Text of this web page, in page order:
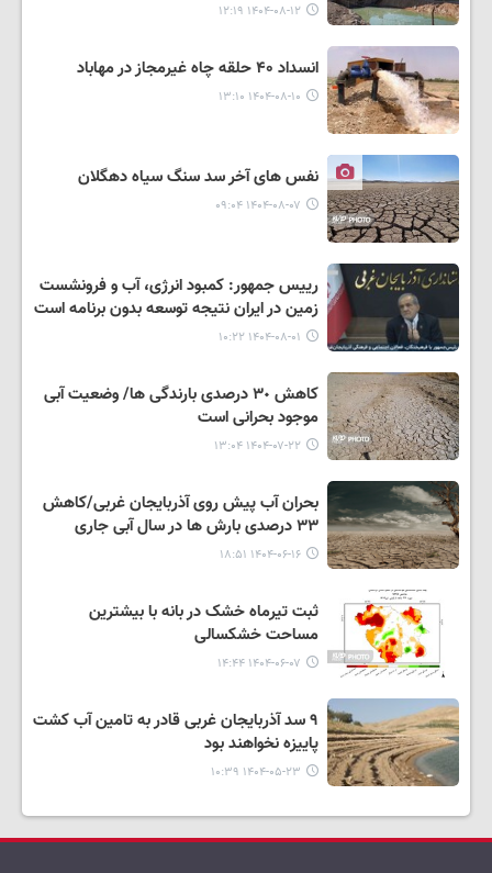
۱۴۰۴-۰۸-۱۲ ۱۲:۱۹
انسداد ۴۰ حلقه چاه غیرمجاز در مهاباد
۱۴۰۴-۰۸-۱۰ ۱۳:۱۰
نفس های آخر سد سنگ سیاه دهگلان
۱۴۰۴-۰۸-۰۷ ۰۹:۰۴
رییس جمهور: کمبود انرژی، آب و فرونشست
زمین در ایران نتیجه توسعه بدون برنامه است
۱۴۰۴-۰۸-۰۱ ۱۰:۲۲
کاهش ٣٠ درصدی بارندگی ها/ وضعیت آبی
موجود بحرانی است
۱۴۰۴-۰۷-۲۲ ۱۳:۰۴
بحران آب پیش روی آذربایجان غربی/کاهش
٣٣ درصدی بارش ها در سال آبی جاری
۱۴۰۴-۰۶-۱۶ ۱۸:۵۱
ثبت تیرماه خشک در بانه با بیشترین
مساحت خشکسالی
۱۴۰۴-۰۶-۰۷ ۱۴:۴۴
٩ سد آذربایجان غربی قادر به تامین آب کشت
پاییزه نخواهند بود
۱۴۰۴-۰۵-۲۳ ۱۰:۳۹